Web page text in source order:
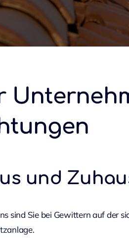
und
sind Sie bei Gewittern auf der